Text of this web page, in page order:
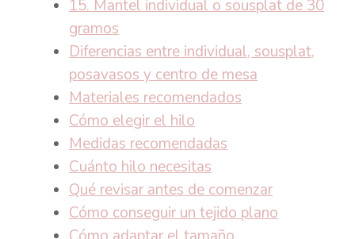
15. Mantel individual o sousplat de 30
gramos
Diferencias entre individual, sousplat,
posavasos y centro de mesa
Materiales recomendados
Cómo elegir el hilo
Medidas recomendadas
Cuánto hilo necesitas
Qué revisar antes de comenzar
Cómo conseguir un tejido plano